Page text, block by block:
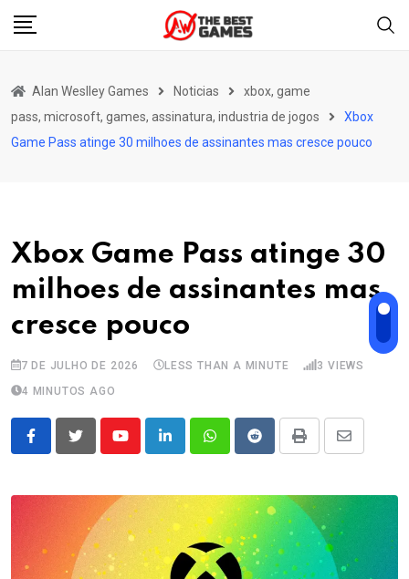
Skip
Alan Weslley Games Noticias
xbox, game
pass, microsoft, games, assinatura, industria de jogos
Xbox
Game Pass atinge 30 milhoes de assinantes mas cresce pouco
Xbox Game Pass atinge 30
milhoes de assinantes mas
cresce pouco
7 DE JULHO DE 2026 LESS THAN A MINUTE 3 VIEWS
4 MINUTOS AGO
YoutubeLinkedInWhatsappRedditPrint
Share
Email